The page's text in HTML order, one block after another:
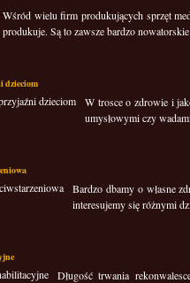
Wśród wielu firm produkujących sprzęt
produkuje. Są to zawsze bardzo
dzieciom
W trosce o zdrowie i
umysłowymi czy
Bardzo dbamy o własne
interesujemy się różnymi
Długość trwania